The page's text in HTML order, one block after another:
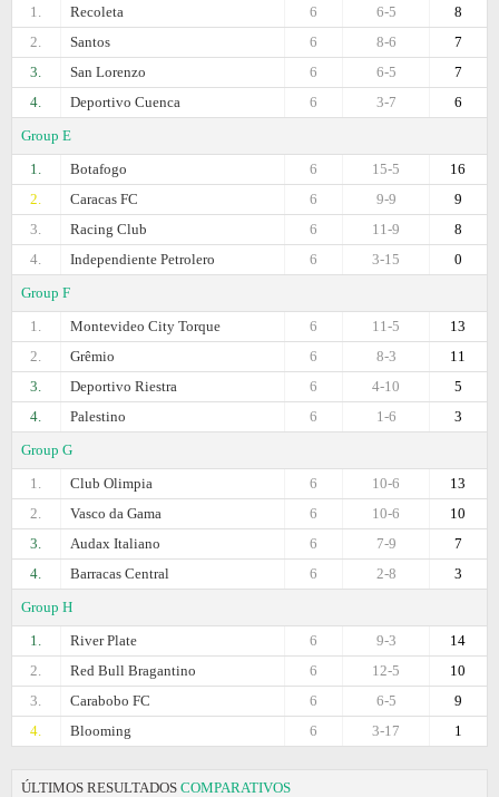
1.
Recoleta 8
6-5
6
2.
Santos 7
8-6
6
3.
San Lorenzo 7
6-5
6
4.
Deportivo Cuenca 6
3-7
6
Group E
1.
Botafogo 16
15-5
6
2.
Caracas FC 9
9-9
6
3.
Racing Club 8
11-9
6
4.
Independiente Petrolero 0
3-15
6
Group F
1.
Montevideo City Torque 13
11-5
6
2.
Grêmio 11
8-3
6
3.
Deportivo Riestra 5
4-10
6
4.
Palestino 3
1-6
6
Group G
1.
Club Olimpia 13
10-6
6
2.
Vasco da Gama 10
10-6
6
3.
Audax Italiano 7
7-9
6
4.
Barracas Central 3
2-8
6
Group H
1.
River Plate 14
9-3
6
2.
Red Bull Bragantino 10
12-5
6
3.
Carabobo FC 9
6-5
6
4.
Blooming 1
3-17
6
ÚLTIMOS RESULTADOS COMPARATIVOS